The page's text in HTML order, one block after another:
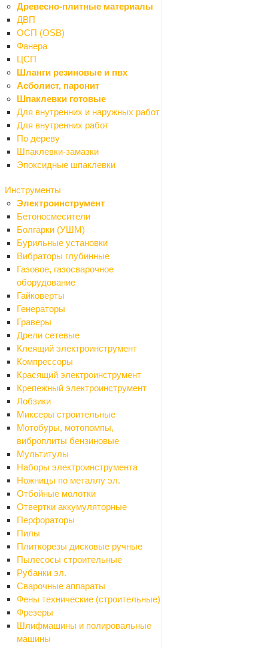
Древесно-плитные материалы
ДВП
ОСП (OSB)
Фанера
ЦСП
Шланги резиновые и пвх
Асболист, паронит
Шпаклевки готовые
Для внутренних и наружных работ
Для внутренних работ
По дереву
Шпаклевки-замазки
Эпоксидные шпаклевки
Инструменты
Электроинструмент
Бетоносмесители
Болгарки (УШМ)
Бурильные установки
Вибраторы глубинные
Газовое, газосварочное
оборудование
Гайковерты
Генераторы
Граверы
Дрели сетевые
Клеящий электроинструмент
Компрессоры
Красящий электроинструмент
Крепежный электроинструмент
Лобзики
Миксеры строительные
Мотобуры, мотопомпы,
виброплиты бензиновые
Мультитулы
Наборы электроинструмента
Ножницы по металлу эл.
Отбойные молотки
Отвертки аккумуляторные
Перфораторы
Пилы
Плиткорезы дисковые ручные
Пылесосы строительные
Рубанки эл.
Сварочные аппараты
Фены технические (строительные)
Фрезеры
Шлифмашины и полировальные
машины
ОТПРАВИТЬ
Ваше имя*
Телефон*
Email
Вопрос*
Я согласен на обработку персональных данных
ОТПРАВИТЬ